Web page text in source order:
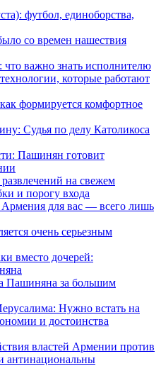
футбол, единоборства,
со времен нашествия
что важно знать исполнителю
которые работают
формируется комфортное
Судья по делу Католикоса
Пашинян готовит
на свежем
и порогу входа
Армения для вас — всего лишь
очень серьезным
вместо дочерей:
Пашиняна за большим
Нужно встать на
и достоинства
властей Армении против
антинациональны